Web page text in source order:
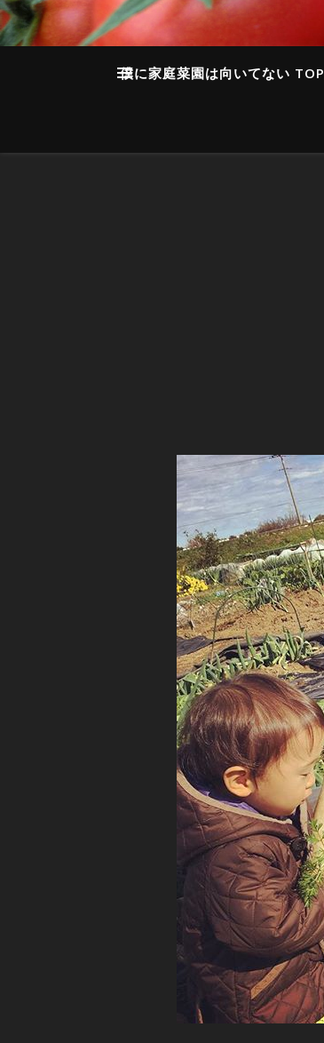
僕に家庭菜園は向いてない TOP